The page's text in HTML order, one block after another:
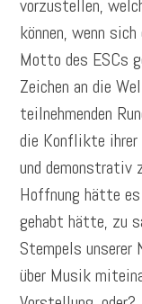
vorzustellen,
können, wenn
Motto des ESCs
Zeichen an die
teilnehmenden
die Konflikte ihrer
und demonstrativ
Hoffnung hätte
gehabt hätte, zu
Stempels
über Musik